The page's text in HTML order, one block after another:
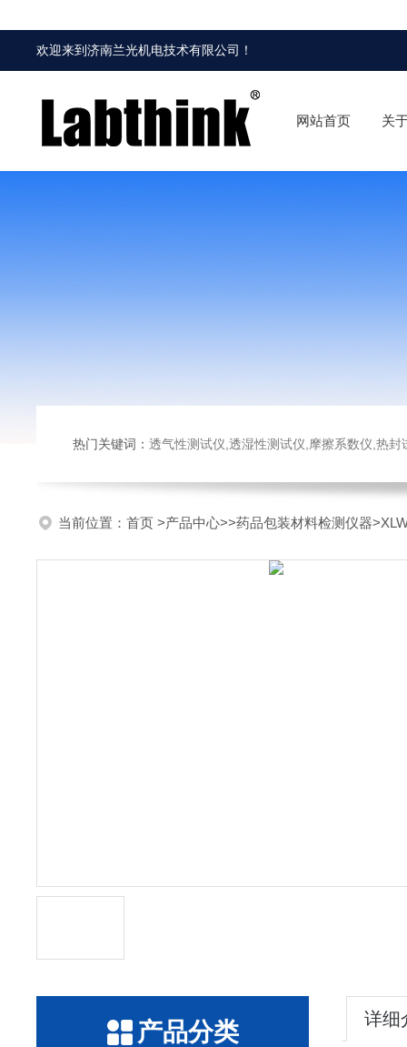
欢迎来到济南兰光机电技术有限公司 ！
网站首页 关
热门关键词： 透气性测试仪,透湿性测试仪,摩擦系数仪,热封试验仪,
当前位置： 首页 >产品中心>>药品包装材料检测仪器
产品分类 详细